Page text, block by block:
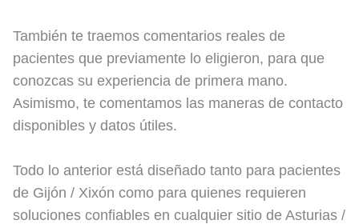
También te traemos comentarios reales de
pacientes que previamente lo eligieron, para que
conozcas su experiencia de primera mano.
Asimismo, te comentamos las maneras de contacto
disponibles y datos útiles.
Todo lo anterior está diseñado tanto para pacientes
de Gijón / Xixón como para quienes requieren
soluciones confiables en cualquier sitio de Asturias /